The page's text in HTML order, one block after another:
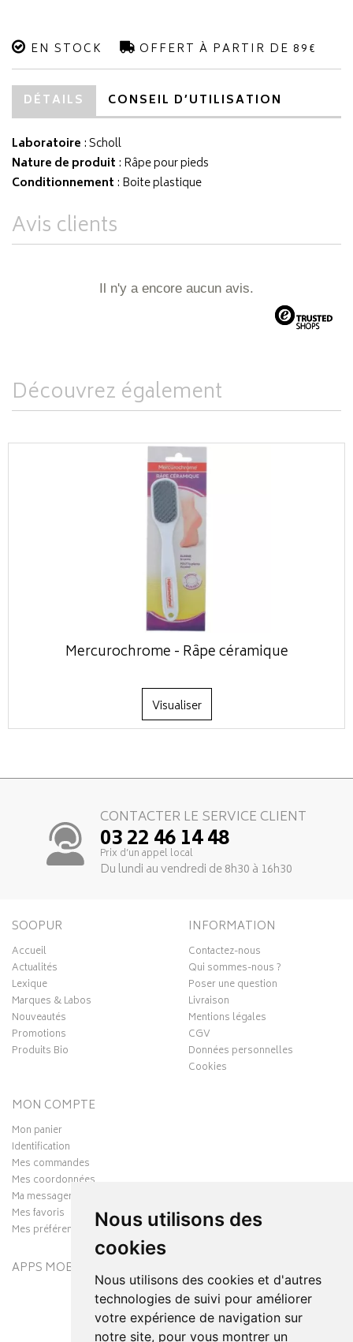
Nous utilisons des
cookies
Nous utilisons des cookies et d'autres
technologies de suivi pour améliorer
votre expérience de navigation sur
notre site, pour vous montrer un
EN STOCK OFFERT À PARTIR DE 89€
DÉTAILS CONSEIL D’UTILISATION
Laboratoire :Scholl
Nature de produit : Râpe pour pieds
Conditionnement : Boite plastique
Avis clients
Il n'y a encore aucun avis.
Découvrez également
Mercurochrome - Râpe céramique
Visualiser
CONTACTER LE SERVICE CLIENT
03 22 46 14 48
Prix d’un appel local
Du lundi au vendredi de 8h30 à 16h30
SOOPUR
Accueil
Actualités
Lexique
Marques & Labos
Nouveautés
Promotions
Produits Bio
INFORMATION
Contactez-nous
Qui sommes-nous ?
Poser une question
Livraison
Mentions légales
CGV
Données personnelles
Cookies
MON COMPTE
Mon panier
Identification
Mes commandes
Mes coordonnées
Ma messagerie
Mes favoris
Mes préférences Cookies
APPS MOBILES